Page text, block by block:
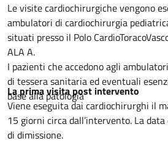
Le visite cardiochirurgiche vengono
ambulatori di cardiochirurgia
situati presso il Polo
ALA A.
I pazienti che accedono agli
di tessera sanitaria ed eventuali
base alla patologia
La prima visita post intervento
Viene eseguita dai cardiochirurghi il
15 giorni circa dall’intervento. La
di dimissione.